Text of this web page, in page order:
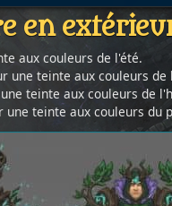
en
aux couleurs de l'été.
une teinte aux couleurs de
teinte aux couleurs de
teinte aux couleurs du